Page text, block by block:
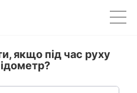
якщо під час руху